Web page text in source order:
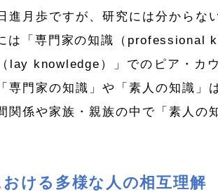
進月歩ですが、研究には分からな
は「専門家の知識（ professional
lay knowledge ）」でのピア・カ
専門家の知識」や「素人の知識」
関係や家族・親族の中で「素人の
ける多様な人の相互理解